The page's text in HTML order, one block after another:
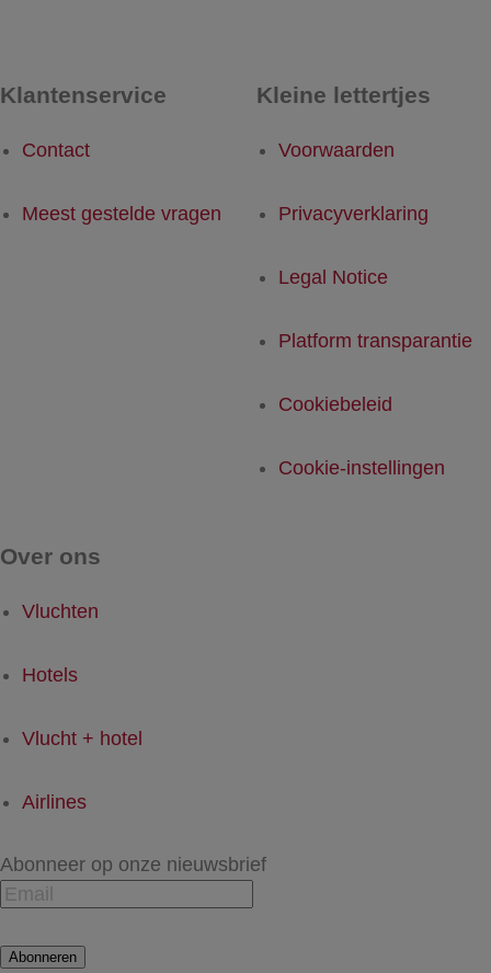
Klantenservice
Contact
Meest gestelde vragen
Kleine lettertjes
Voorwaarden
Privacyverklaring
Legal Notice
Platform transparantie
Cookiebeleid
Cookie-instellingen
Over ons
Vluchten
Hotels
Vlucht + hotel
Airlines
Abonneer op onze nieuwsbrief
Abonneren